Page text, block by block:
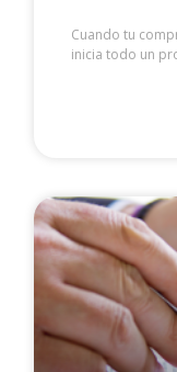
Cuando tu
inicia todo un